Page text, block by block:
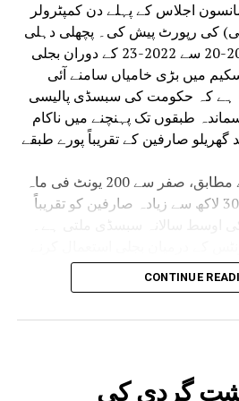
اجلاس کے پہلے دن کمپٹرولر
کی رپورٹ پیش کی۔ پچھلی دہلی
حکومت کے دور میں، 2019-20 سے 2022-23 کے دوران بجلی
میں بڑی خامیاں سامنے آئی
ہے کہ حکومت کی سبسڈی پالیسی
طبقوں تک پہنچنے میں ناکام
صارفین کے تقریباً پورے طبقے
سی اے جی کی رپورٹ کے مطابق، صفر سے 200 یونٹ فی ماہ
بجلی استعمال کرنے والے 30 لاکھ سے زیادہ صارفین کو تقریباً
والے تقریباً 16.60 لاکھ صارفین کو فی کنکشن10,000 سے زیادہ
جو پچھلے زمرے کے مقابلے میں
نے سبسڈی حاصل کی۔
کے درمیان ان غیر فعال گھریلو رابطوں کو کل
CONTINUE
گردی کی